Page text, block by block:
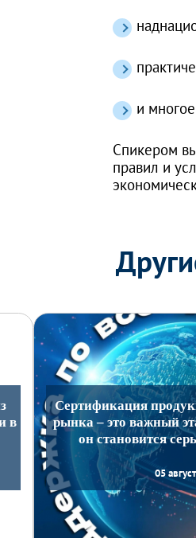
и
Спикером
правил и
в
Сертификация
рынка – это важный
он становится
05